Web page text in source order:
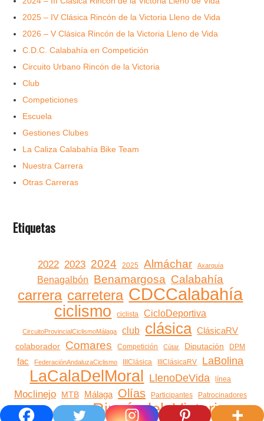
2025 – IV Clásica Rincón de la Victoria Lleno de Vida
2026 – V Clásica Rincón de la Victoria Lleno de Vida
C.D.C. Calabahía en Competición
Circuito Urbano Rincón de la Victoria
Club
Competiciones
Escuela
Gestiones Clubes
La Caliza Calabahía Bike Team
Nuestra Carrera
Otras Carreras
Etiquetas
2022 2023 2024 2025 Almáchar Axarquía
Benagalbón Benamargosa Calabahía
carrera carretera CDCCalabahía
ciclismo ciclista CicloDeportiva
CircuitoProvincialCiclismoMálaga club clásica ClásicaRV
colaborador Comares Competición Cútar Diputación DPM
fac FederaciónAndaluzaCiclismo IIIClásica IIIClásicaRV LaBolina
LaCalaDelMoral LlenoDeVida línea
Moclinejo MTB Málaga Olías Participantes Patrocinadores
patrocinio rincón RincóndelaVictoria